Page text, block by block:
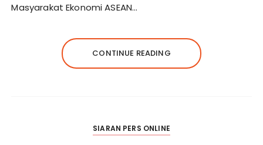
Masyarakat Ekonomi ASEAN…
CONTINUE READING
SIARAN PERS ONLINE